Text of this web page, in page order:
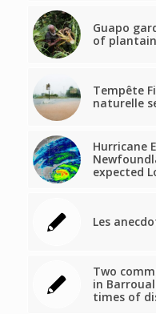
Guapo
of
Tempête
naturelle
Hurricane
expected
Les
Two
in
times of